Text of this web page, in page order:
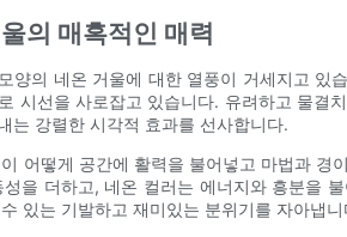
의 매혹적인 매력
양의 네온 거울에 대한 열풍이 거세지고 있
시선을 사로잡고 있습니다. 유려하고 물결
는 강렬한 시각적 효과를 선사합니다.
어떻게 공간에 활력을 불어넣고 마법과 경
을 더하고, 네온 컬러는 에너지와 흥분을
있는 기발하고 재미있는 분위기를 자아냅니